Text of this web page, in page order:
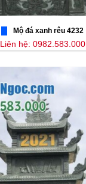
Mộ đá xanh rêu 4232
Liên hệ: 0982.583.000